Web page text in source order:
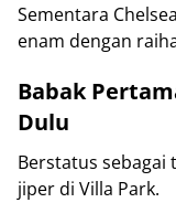
Sementara
enam dengan
Babak
Dulu
Berstatus sebagai
jiper di Villa Park.